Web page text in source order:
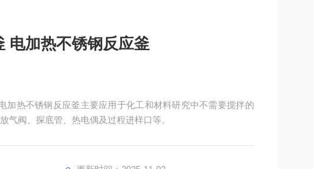
电加热不锈钢反应釜
加热不锈钢反应釜主要应用于化工和材料研究中不需要搅拌的
气阀、探底管、热电偶及过程进样口等。